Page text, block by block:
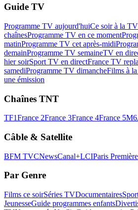
Guide TV
Programme TV aujourd'huiCe soir à la
chaînesProgramme TV en ce moment
matinProgramme TV cet après-midi
demainProgramme TV semaineTV en
hier soirSport TV en directFrance TV
samediProgramme TV dimancheFilms à
une émission
Chaînes TNT
TF1France 2France 3France 4France 5M6
Câble & Satellite
BFM TVCNewsCanal+LCIParis Première
Par Genre
Films ce soirSéries TVDocumentaires
JeunesseGuide programmes enfants